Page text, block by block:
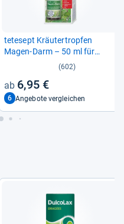
tete­sept Kräu­ter­trop­fen
Magen-​Darm – 50 ml für
gesunde Ver­dau­ung
(602)
6,95 €
6 Angebote vergleichen